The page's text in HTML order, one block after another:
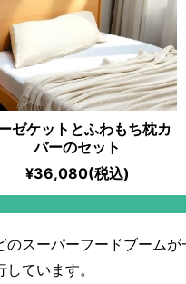
ゼケットとふわもち枕カ
バーのセット
¥36,080(税込)
スーパーフードブーム
ています。